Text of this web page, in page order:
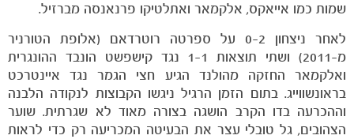
שמות כמו אייאקס, אלקמאר ואתלטיקו פרנאנסה מברזיל.
לאחר ניצחון 0-2 על ספרטה רוטרדאם (אלופת הטורניר
מ-2011) ושתי תוצאות 1-1 נגד קישפשט הונבד ההונגרית
ואלקמאר החזקה מהולנד הגיע חצי הגמר נגד איינטרכט
בראונשווייג. בתום הזמן הרגיל ניגשו הקבוצות לנקודה הלבנה
וההכרעה בדו הקרב הושגה בצורה מאוד לא שגרתית. שוער
הצהובים, גל טובלי עצר את הבעיטה המכריעה רק כדי לראות